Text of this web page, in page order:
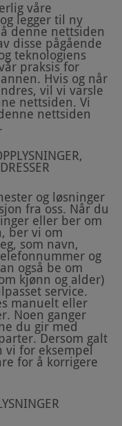
våre
legger til ny
denne nettsiden
disse pågående
teknologiens
praksis for
Hvis og når
vil vi varsle
nettsiden. Vi
nettsiden
og løsninger
fra oss. Når du
eller ber om
ber vi om
som navn,
og
også be om
kjønn og alder)
service.
manuelt eller
Noen ganger
du gir med
Dersom galt
for eksempel
for å korrigere